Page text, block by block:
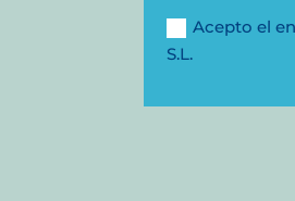
Acepto el
S.L.